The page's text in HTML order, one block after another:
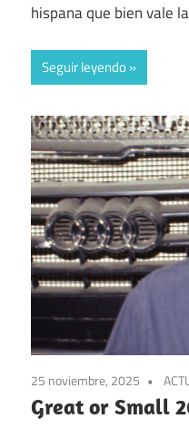
hispana que bien vale
Seguir leyendo
25 noviembre, 2025
Great or Small